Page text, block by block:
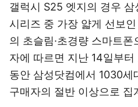
갤럭시 S25 엣지의 경우
시리즈 중 가장 얇게 선보
의 초슬림·초경량 스마트
자에 따르면 지난 14일부
동안 삼성닷컴에서 1030세
구매자의 절반 이상으로 집